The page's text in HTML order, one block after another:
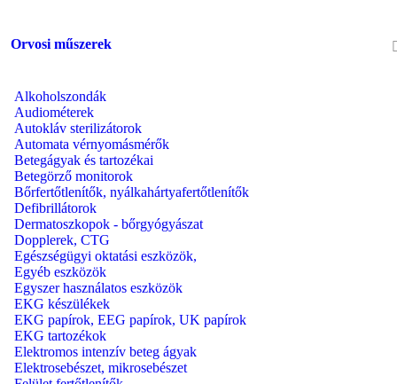
Orvosi műszerek
Alkoholszondák
Audiométerek
Autokláv sterilizátorok
Automata vérnyomásmérők
Betegágyak és tartozékai
Betegörző monitorok
Bőrfertőtlenítők, nyálkahártyafertőtlenítők
Defibrillátorok
Dermatoszkopok - bőrgyógyászat
Dopplerek, CTG
Egészségügyi oktatási eszközök,
Egyéb eszközök
Egyszer használatos eszközök
EKG készülékek
EKG papírok, EEG papírok, UK papírok
EKG tartozékok
Elektromos intenzív beteg ágyak
Elektrosebészet, mikrosebészet